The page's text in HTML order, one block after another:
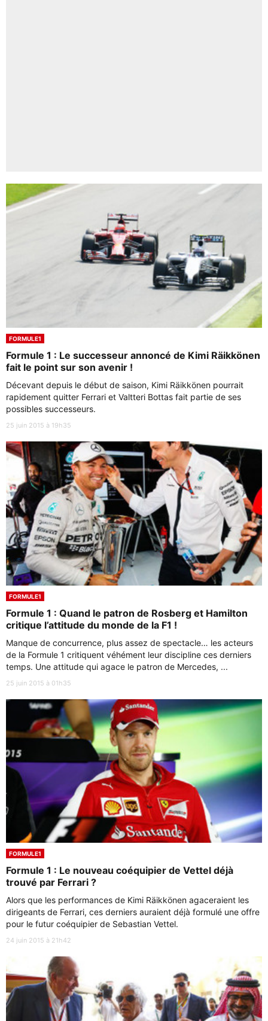
FORMULE1
Formule 1 : Le successeur annoncé de Kimi Räikkönen
fait le point sur son avenir !
Décevant depuis le début de saison, Kimi Räikkönen pourrait
rapidement quitter Ferrari et Valtteri Bottas fait partie de ses
possibles successeurs.
25 juin 2015 à 19h35
FORMULE1
Formule 1 : Quand le patron de Rosberg et Hamilton
critique l’attitude du monde de la F1 !
Manque de concurrence, plus assez de spectacle… les acteurs
de la Formule 1 critiquent véhément leur discipline ces derniers
temps. Une attitude qui agace le patron de Mercedes, ...
25 juin 2015 à 01h35
FORMULE1
Formule 1 : Le nouveau coéquipier de Vettel déjà
trouvé par Ferrari ?
Alors que les performances de Kimi Räikkönen agaceraient les
dirigeants de Ferrari, ces derniers auraient déjà formulé une offre
pour le futur coéquipier de Sebastian Vettel.
24 juin 2015 à 21h42